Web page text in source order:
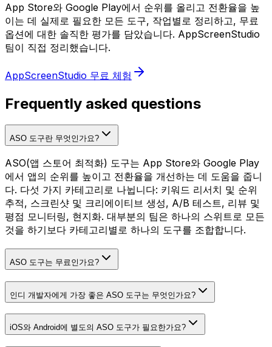
App Store와 Google Play에서 순위를 올리고 전환율을 높
이는 데 실제로 필요한 모든 도구, 작업별로 정리하고, 무료
옵션에 대한 솔직한 평가를 담았습니다. AppScreenStudio
팀이 직접 정리했습니다.
AppScreenStudio 무료 체험
Frequently asked questions
ASO 도구란 무엇인가요?
ASO(앱 스토어 최적화) 도구는 App Store와 Google Play
에서 앱의 순위를 높이고 전환율을 개선하는 데 도움을 줍니
다. 다섯 가지 카테고리로 나뉩니다: 키워드 리서치 및 순위
추적, 스크린샷 및 크리에이티브 생성, A/B 테스트, 리뷰 및
평점 모니터링, 현지화. 대부분의 팀은 하나의 스위트로 모든
것을 하기보다 카테고리별로 하나의 도구를 조합합니다.
ASO 도구는 무료인가요?
인디 개발자에게 가장 좋은 ASO 도구는 무엇인가요?
iOS와 Android에 별도의 ASO 도구가 필요한가요?